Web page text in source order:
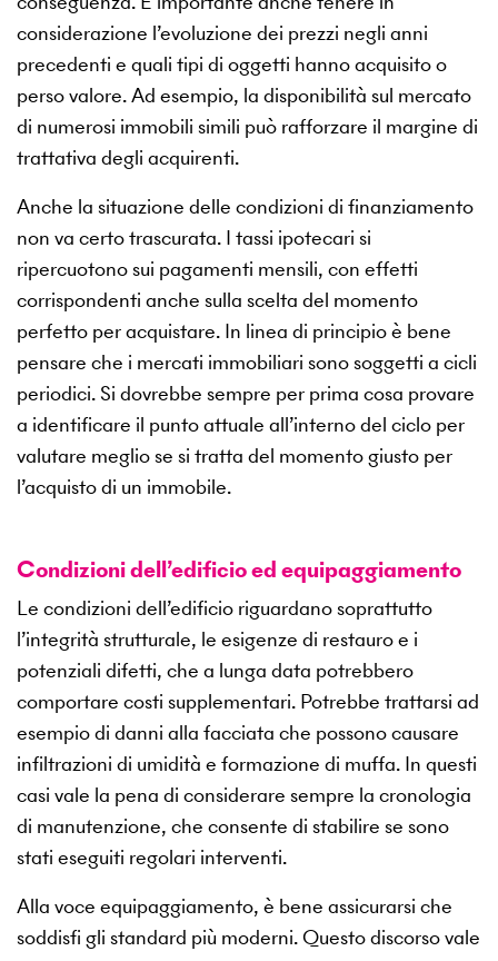
considerazione l’evoluzione dei prezzi negli anni
precedenti e quali tipi di oggetti hanno acquisito o
perso valore. Ad esempio, la disponibilità sul mercato
di numerosi immobili simili può rafforzare il margine di
trattativa degli acquirenti.
Anche la situazione delle condizioni di finanziamento
non va certo trascurata. I tassi ipotecari si
ripercuotono sui pagamenti mensili, con effetti
corrispondenti anche sulla scelta del momento
perfetto per acquistare. In linea di principio è bene
pensare che i mercati immobiliari sono soggetti a cicli
periodici. Si dovrebbe sempre per prima cosa provare
a identificare il punto attuale all’interno del ciclo per
valutare meglio se si tratta del momento giusto per
l’acquisto di un immobile.
Condizioni dell’edificio ed equipaggiamento
Le condizioni dell’edificio riguardano soprattutto
l’integrità strutturale, le esigenze di restauro e i
potenziali difetti, che a lunga data potrebbero
comportare costi supplementari. Potrebbe trattarsi ad
esempio di danni alla facciata che possono causare
infiltrazioni di umidità e formazione di muffa. In questi
casi vale la pena di considerare sempre la cronologia
di manutenzione, che consente di stabilire se sono
stati eseguiti regolari interventi.
Alla voce equipaggiamento, è bene assicurarsi che
soddisfi gli standard più moderni. Questo discorso vale